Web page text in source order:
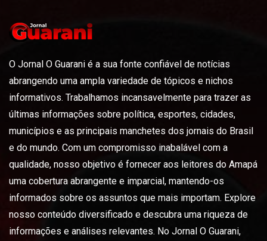
O Jornal O Guarani é a sua fonte confiável de notícias
abrangendo uma ampla variedade de tópicos e nichos
informativos. Trabalhamos incansavelmente para trazer as
últimas informações sobre política, esportes, cidades,
municípios e as principais manchetes dos jornais do Brasil
e do mundo. Com um compromisso inabalável com a
qualidade, nosso objetivo é fornecer aos leitores do Amapá
uma cobertura abrangente e imparcial, mantendo-os
informados sobre os assuntos que mais importam. Explore
nosso conteúdo diversificado e descubra uma riqueza de
informações e análises relevantes. No Jornal O Guarani,